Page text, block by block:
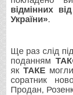
відмінних
України».
Ще раз слід
поданням
як ТАКЕ
соратник
Продан,